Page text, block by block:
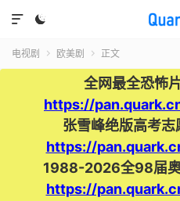


电视剧  欧美剧  正文
全网最全恐怖
https://
张雪峰绝版高考志
https://
1988-2026全98届奥
https://